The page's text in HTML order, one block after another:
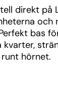
direkt på
och
bas
kvarter,
hörnet.